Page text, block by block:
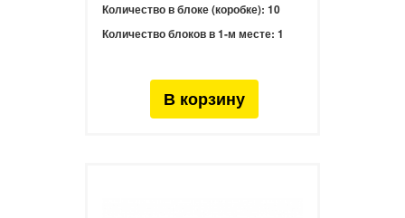
Количество в блоке (коробке): 10
Количество блоков в 1-м месте: 1